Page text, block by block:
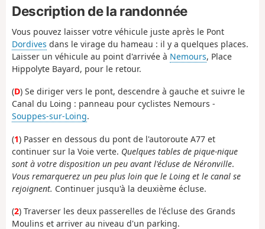
Description de la randonnée
Vous pouvez laisser votre véhicule juste après le Pont
Dordives dans le virage du hameau : il y a quelques places.
Laisser un véhicule au point d'arrivée à Nemours, Place
Hippolyte Bayard, pour le retour.
(D) Se diriger vers le pont, descendre à gauche et suivre le
Canal du Loing : panneau pour cyclistes Nemours -
Souppes-sur-Loing.
(1) Passer en dessous du pont de l'autoroute A77 et
continuer sur la Voie verte. Quelques tables de pique-nique
sont à votre disposition un peu avant l'écluse de Néronville.
Vous remarquerez un peu plus loin que le Loing et le canal se
rejoignent. Continuer jusqu'à la deuxième écluse.
(2) Traverser les deux passerelles de l'écluse des Grands
Moulins et arriver au niveau d'un parking.